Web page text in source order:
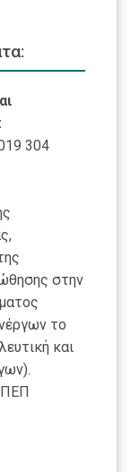
304
στην
το
και
ΠΕΠ